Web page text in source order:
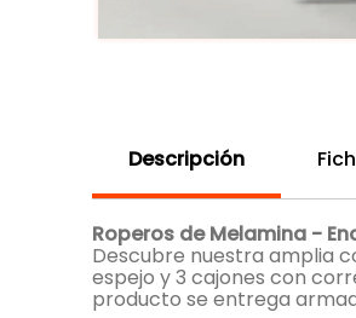
Descripción
Roperos de Melamina -
Descubre nuestra amplia
espejo y 3 cajones con
producto se entrega